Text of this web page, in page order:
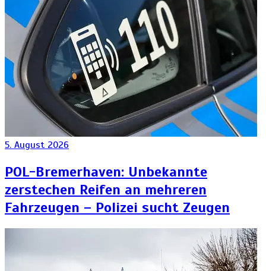
5. August 2026
POL-Bremerhaven: Unbekannte
zerstechen Reifen an mehreren
Fahrzeugen – Polizei sucht Zeugen